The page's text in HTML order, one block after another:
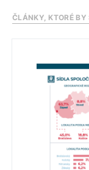
ČLÁNKY, KTORÉ